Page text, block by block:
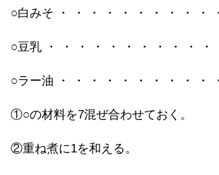
○白みそ ・ ・ ・ ・ ・ ・ ・ ・ ・ ・
○豆乳 ・ ・ ・ ・ ・ ・ ・ ・ ・ ・ ・
○ラー油 ・ ・ ・ ・ ・ ・ ・ ・ ・ ・
①○の材料を7混ぜ合わせておく。
②重ね煮に1を和える。